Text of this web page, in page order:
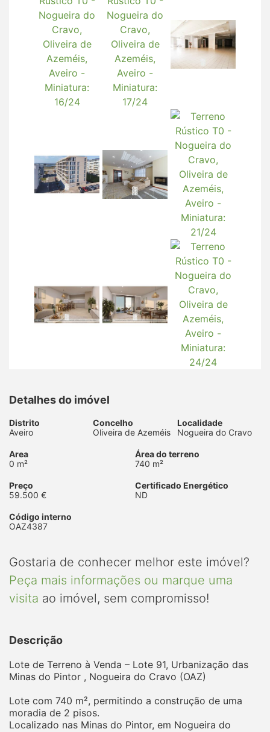
Detalhes do imóvel
Distrito
Aveiro
Concelho
Oliveira de Azeméis
Localidade
Nogueira do Cravo
Area
0 m²
Área do terreno
740 m²
Preço
59.500 €
Certificado Energético
ND
Código interno
OAZ4387
Gostaria de conhecer melhor este imóvel?
Peça mais informações ou marque uma
visita ao imóvel, sem compromisso!
Descrição
Lote de Terreno à Venda – Lote 91, Urbanização das
Minas do Pintor , Nogueira do Cravo (OAZ)
Lote com 740 m², permitindo a construção de uma
moradia de 2 pisos.
Localizado nas Minas do Pintor, em Nogueira do